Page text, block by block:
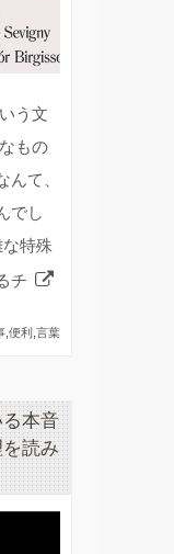
う文
もの
て、
でし
特殊
チ
便利 言葉
本音
読み